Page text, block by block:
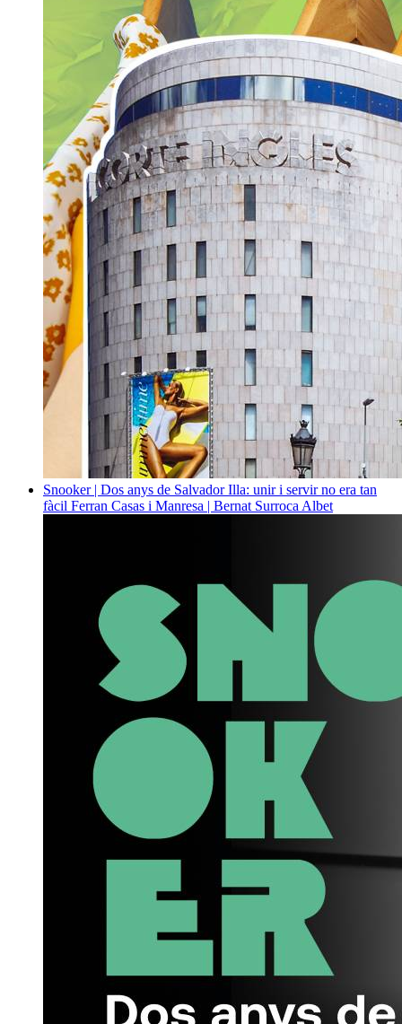
Snooker | Dos anys de Salvador Illa: unir i servir no era tan
fàcil Ferran Casas i Manresa | Bernat Surroca Albet